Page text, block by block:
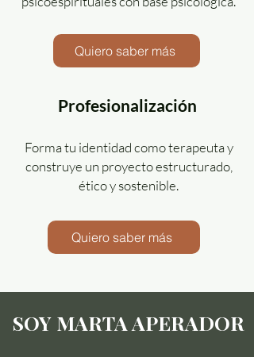
Quiero saber más
Profesionalización
Forma tu identidad como terapeuta y
construye un proyecto estructurado,
ético y sostenible.
Quiero saber más
SOY MARTA APERADOR